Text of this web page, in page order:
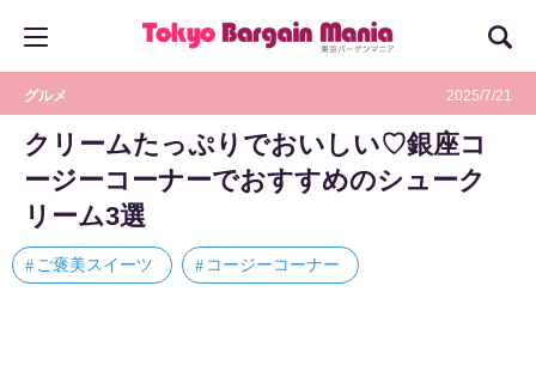
グルメ 2025/7/21
クリームたっぷりでおいしい♡銀座コ
ージーコーナーでおすすめのシューク
リーム3選
ご褒美スイーツ コージーコーナー